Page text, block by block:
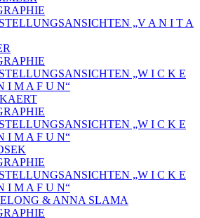
„V A N I T A
„W I C K E
I M A F U N“
„W I C K E
I M A F U N“
„W I C K E
I M A F U N“
& ANNA SLAMA